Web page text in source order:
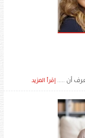
أن ..... إقرأ المزيد